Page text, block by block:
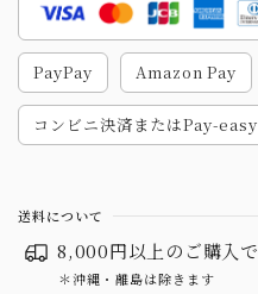
PayPay Amazon Pay
コンビニ決済またはPay-easy
送料について
8,000円以上のご購入で
＊沖縄・離島は除きます